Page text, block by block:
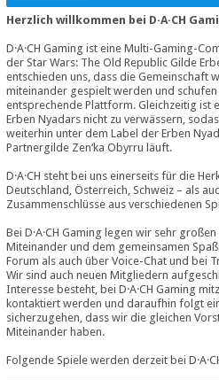
Herzlich willkommen bei D·A·CH
D·A·CH Gaming ist eine Multi-Gaming-
der Star Wars: The Old Republic Gilde
entschieden uns, dass die Gemeinschaft
miteinander gespielt werden und schufen
entsprechende Plattform. Gleichzeitig ist
Erben Nyadars nicht zu verwässern,
weiterhin unter dem Label der Erben
Partnergilde Zen‘ka Obyrru läuft.
D·A·CH steht bei uns einerseits für die
Deutschland, Österreich, Schweiz – als
Zusammenschlüsse aus verschiedenen
Bei D·A·CH Gaming legen wir sehr
Miteinander und dem gemeinsamen
Forum als auch über Voice-Chat und bei
Wir sind auch neuen Mitgliedern
Interesse besteht, bei D·A·CH Gaming
kontaktiert werden und daraufhin folgt
sicherzugehen, dass wir die gleichen
Miteinander haben.
Folgende Spiele werden derzeit bei